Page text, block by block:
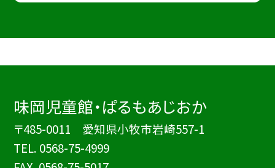
味岡児童館・ぱるもあじおか
〒485-0011 愛知県小牧市岩崎557-1
TEL. 0568-75-4999